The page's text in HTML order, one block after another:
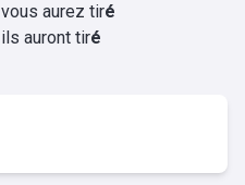
vous aurez tiré
ils auront tiré